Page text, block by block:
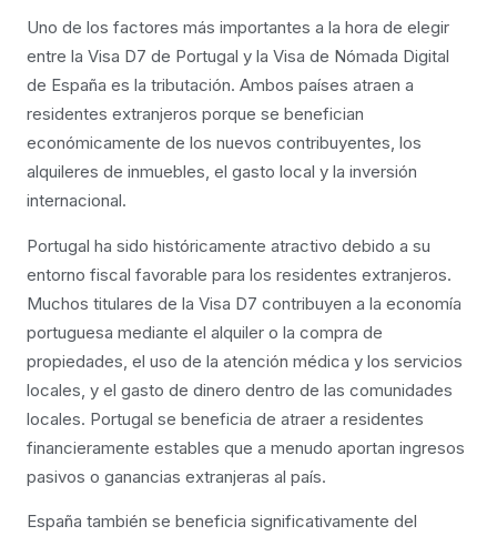
Uno de los factores más importantes a la hora de elegir
entre la Visa D7 de Portugal y la Visa de Nómada Digital
de España es la tributación. Ambos países atraen a
residentes extranjeros porque se benefician
económicamente de los nuevos contribuyentes, los
alquileres de inmuebles, el gasto local y la inversión
internacional.
Portugal ha sido históricamente atractivo debido a su
entorno fiscal favorable para los residentes extranjeros.
Muchos titulares de la Visa D7 contribuyen a la economía
portuguesa mediante el alquiler o la compra de
propiedades, el uso de la atención médica y los servicios
locales, y el gasto de dinero dentro de las comunidades
locales. Portugal se beneficia de atraer a residentes
financieramente estables que a menudo aportan ingresos
pasivos o ganancias extranjeras al país.
España también se beneficia significativamente del